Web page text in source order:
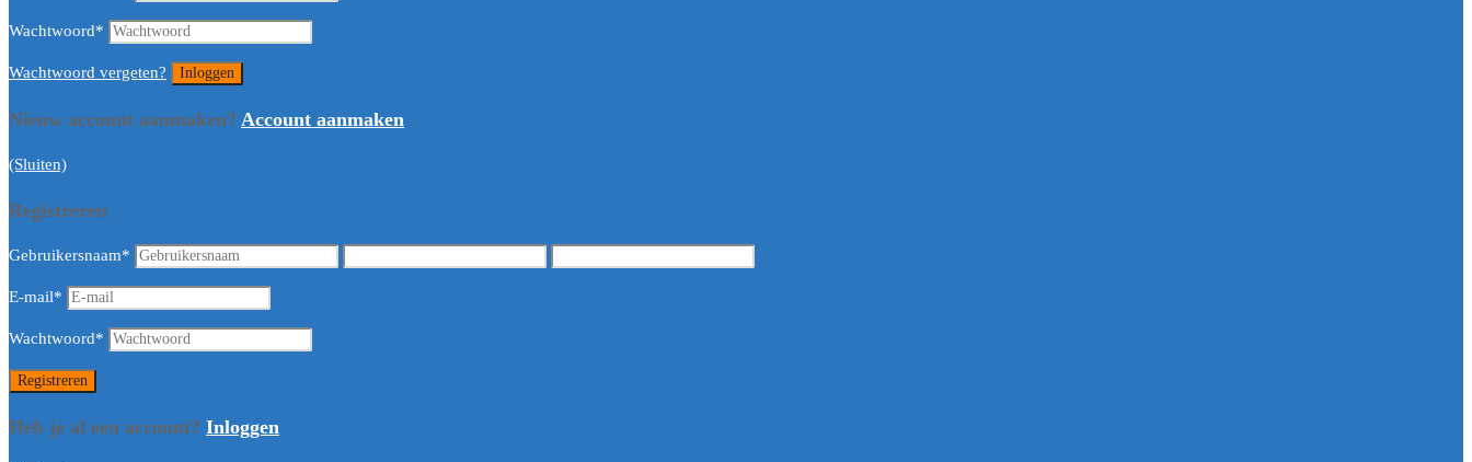
Wachtwoord*
Wachtwoord vergeten?
Nieuw account aanmaken? Account aanmaken
(Sluiten)
Registreren
Gebruikersnaam*
E-mail*
Wachtwoord*
Heb je al een account? Inloggen